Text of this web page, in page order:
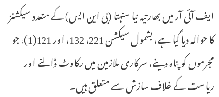
ایف آئی آر میں بھارتیہ نیا سنہتا (بی این ایس) کے متعدد سیکشنز
کا حوالہ دیا گیا ہے، بشمول سیکشن 221، 132، اور 121(1)، جو
مجرموں کو پناہ دینے، سرکاری ملازمین میں رکاوٹ ڈالنے اور
ریاست کے خلاف سازش سے متعلق ہیں۔